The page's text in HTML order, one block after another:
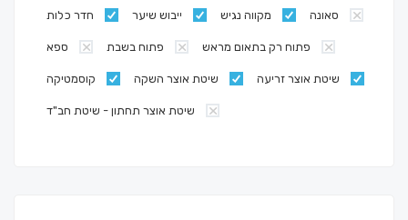
חדר כלות ייבוש שיער מקווה נגיש סאונה
ספא פתוח בשבת פתוח רק בתאום מראש
קוסמטיקה שיטת אוצר השקה שיטת אוצר זריעה
שיטת אוצר תחתון - שיטת חב"ד